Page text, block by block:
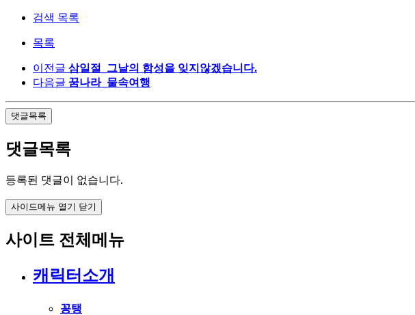
검색 목록
목록
이전글 삼일절_그날의 함성을 잊지않겠습니다.
다음글 꿈나라_물속여행
댓글목록
댓글목록
등록된 댓글이 없습니다.
사이드메뉴 열기 닫기
사이트 전체메뉴
캐릭터소개
꽁탱